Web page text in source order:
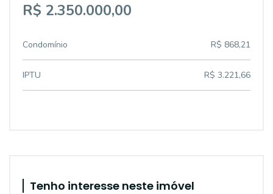
R$ 2.350.000,00
Condomínio R$ 868,21
IPTU R$ 3.221,66
Tenho interesse neste imóvel